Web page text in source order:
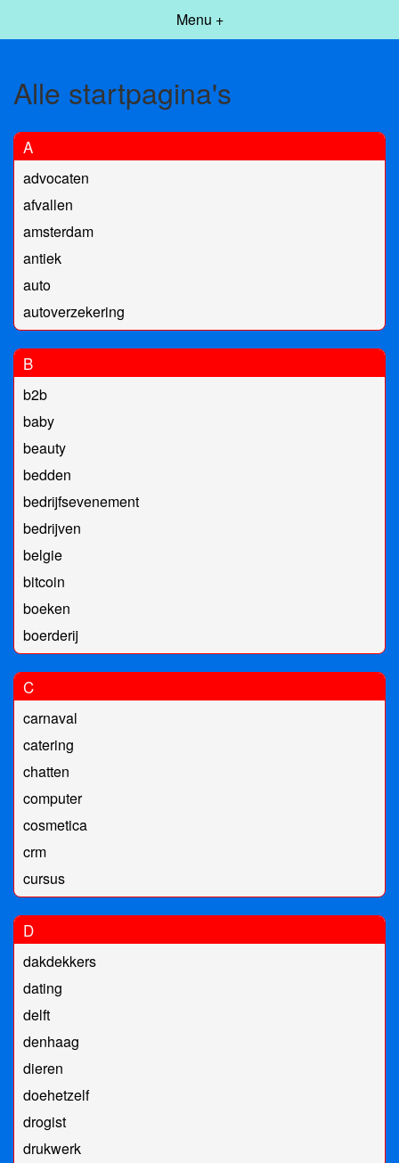
Menu +
Alle startpagina's
A
advocaten
afvallen
amsterdam
antiek
auto
autoverzekering
B
b2b
baby
beauty
bedden
bedrijfsevenement
bedrijven
belgie
bitcoin
boeken
boerderij
C
carnaval
catering
chatten
computer
cosmetica
crm
cursus
D
dakdekkers
dating
delft
denhaag
dieren
doehetzelf
drogist
drukwerk